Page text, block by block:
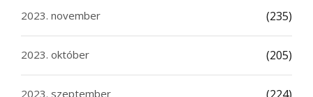
2023. november (235)
2023. október (205)
2023. szeptember